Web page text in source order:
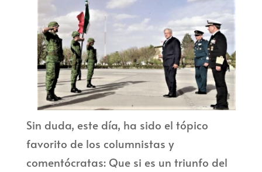
Sin duda, este día, ha sido el tópico
favorito de los columnistas y
comentócratas: Que si es un triunfo del